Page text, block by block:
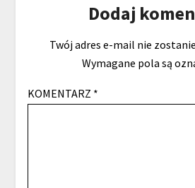
Dodaj
Twój adres e-mail nie
Wymagane pola są
KOMENTARZ *